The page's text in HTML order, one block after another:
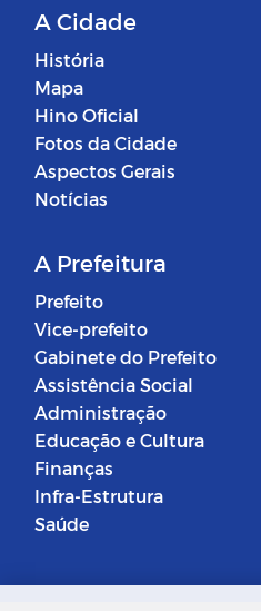
A Cidade
História
Mapa
Hino Oficial
Fotos da Cidade
Aspectos Gerais
Notícias
A Prefeitura
Prefeito
Vice-prefeito
Gabinete do Prefeito
Assistência Social
Administração
Educação e Cultura
Finanças
Infra-Estrutura
Saúde